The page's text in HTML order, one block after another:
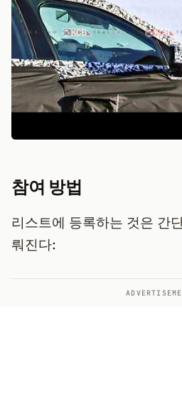
참여 방법
리스트에 등록하는 것은 간
뤄진다: